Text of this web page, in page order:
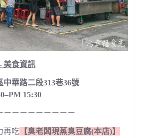
美食資訊
華路二段313巷36號
15:30
－－－－－－－－－
再吃 【臭老闆現蒸臭豆腐(本店)】